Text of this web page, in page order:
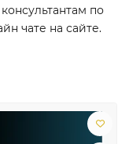
по
чате на сайте.